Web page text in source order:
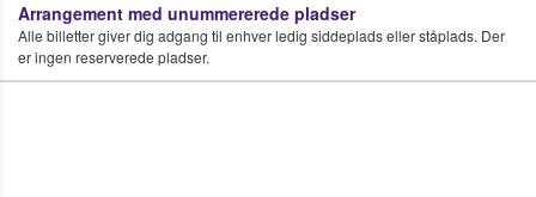
Arrangement med unummererede pladser
Alle billetter giver dig adgang til enhver ledig siddeplads eller ståplads. Der
er ingen reserverede pladser.